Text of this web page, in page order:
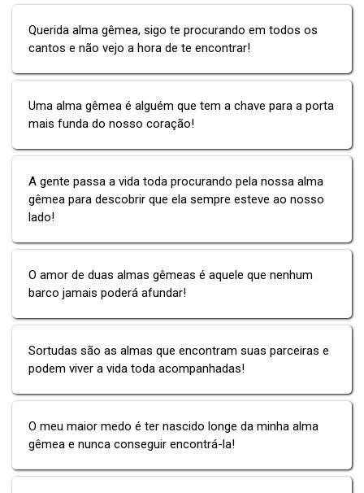
Querida alma gêmea, sigo te procurando em todos os
cantos e não vejo a hora de te encontrar!
Uma alma gêmea é alguém que tem a chave para a porta
mais funda do nosso coração!
A gente passa a vida toda procurando pela nossa alma
gêmea para descobrir que ela sempre esteve ao nosso
lado!
O amor de duas almas gêmeas é aquele que nenhum
barco jamais poderá afundar!
Sortudas são as almas que encontram suas parceiras e
podem viver a vida toda acompanhadas!
O meu maior medo é ter nascido longe da minha alma
gêmea e nunca conseguir encontrá-la!